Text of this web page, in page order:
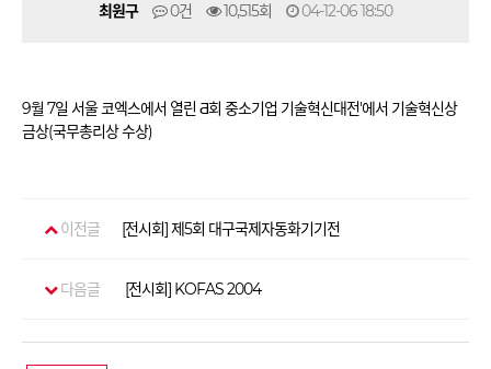
최원구 0건 10,515회 04-12-06 18:50
9월 7일 서울 코엑스에서 열린 Ƌ회 중소기업 기술혁신대전'에서 기술혁신상
금상(국무총리상 수상)
이전글 [전시회] 제5회 대구국제자동화기기전
다음글 [전시회] KOFAS 2004